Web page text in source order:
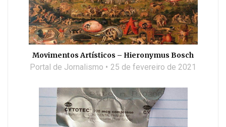
Movimentos Artísticos – Hieronymus Bosch
Portal de Jornalismo 25 de fevereiro de 2021